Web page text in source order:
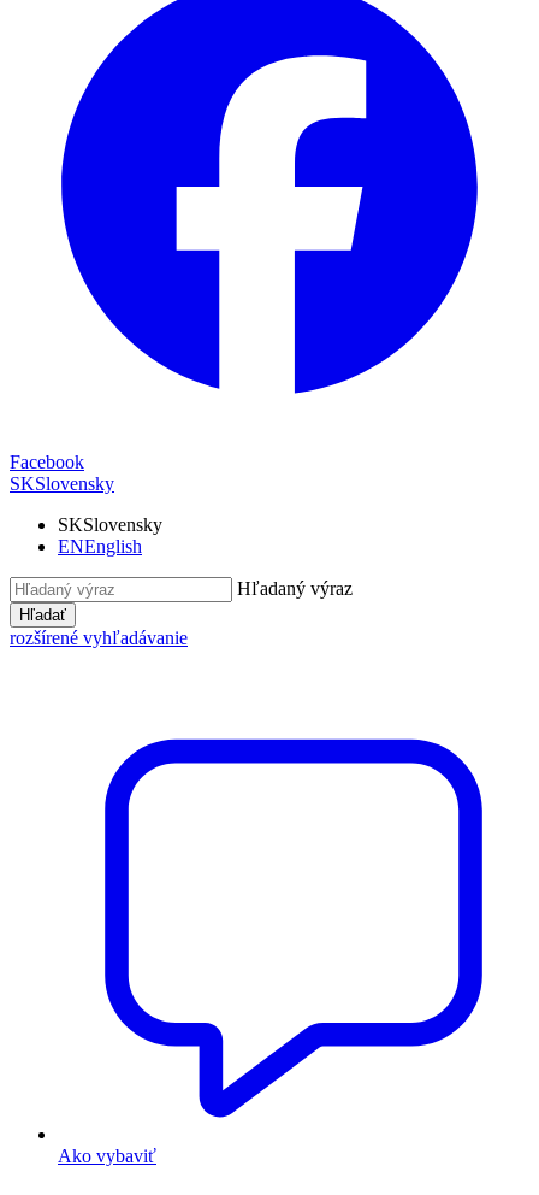
Facebook
SKSlovensky
SKSlovensky
ENEnglish
Hľadaný výraz
Hľadať
rozšírené vyhľadávanie
Ako vybaviť